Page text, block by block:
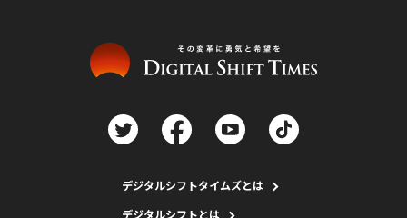
デジタルシフトタイムズとは